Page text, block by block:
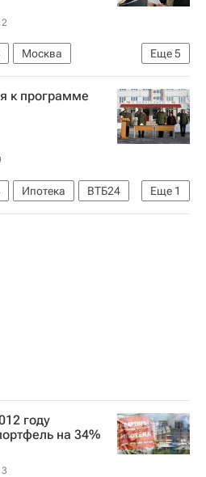
Еще5
Москва
Промзоны
к программе
Еще 1
Ипотека
ВТБ24
году
на 34%